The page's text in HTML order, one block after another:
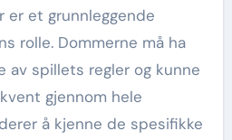
er et grunnleggende
rolle. Dommerne må ha
av spillets regler og kunne
gjennom hele
å kjenne de spesifikke